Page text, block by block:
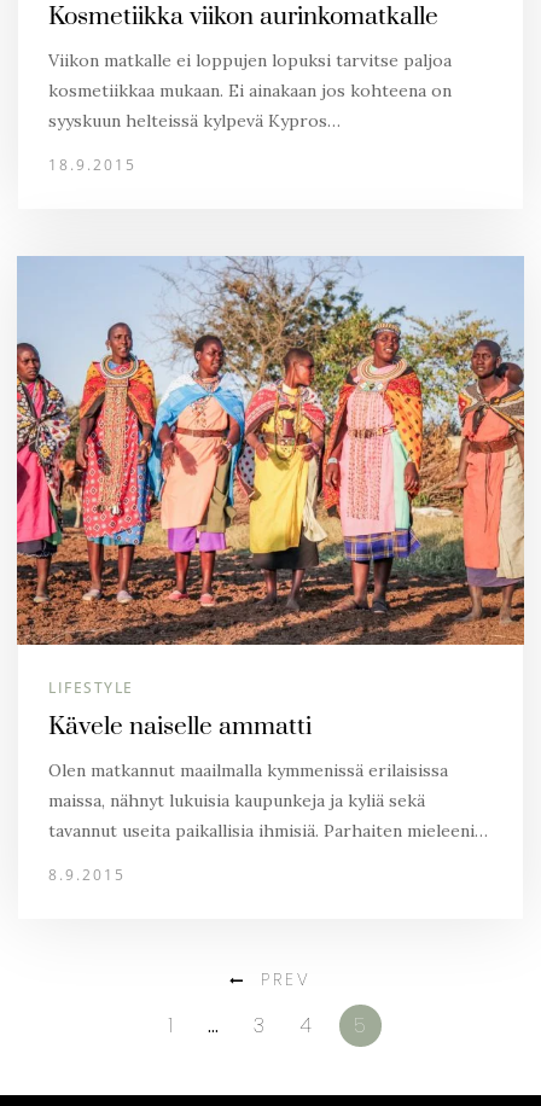
Kosmetiikka viikon aurinkomatkalle
Viikon matkalle ei loppujen lopuksi tarvitse paljoa
kosmetiikkaa mukaan. Ei ainakaan jos kohteena on
syyskuun helteissä kylpevä Kypros…
18.9.2015
LIFESTYLE
Kävele naiselle ammatti
Olen matkannut maailmalla kymmenissä erilaisissa
maissa, nähnyt lukuisia kaupunkeja ja kyliä sekä
tavannut useita paikallisia ihmisiä. Parhaiten mieleeni…
8.9.2015
PREV
1 … 3 4 5